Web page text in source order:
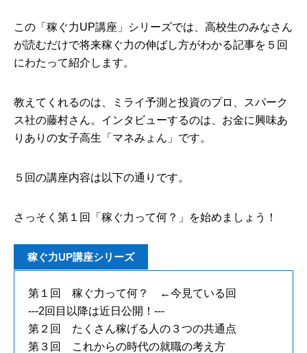
この「稼ぐ力UP講座」シリーズでは、高校生のみなさん
が読むだけで将来稼ぐ力の伸ばし方がわかる記事を５回
にわたって紹介します。
教えてくれるのは、ミライ予測と投資のプロ、スパーク
ス社の藤村さん。インタビューするのは、お金に興味あ
りありの女子高生「マネみょん」です。
５回の講座内容は以下の通りです。
さっそく第１回「稼ぐ力って何？」を始めましょう！
稼ぐ力UP講座シリーズ
第１回 稼ぐ力って何？ ←今見ている回
---2回目以降は近日公開！---
第２回 たくさん稼げる人の３つの共通点
第３回 これからの時代の就職の考え方